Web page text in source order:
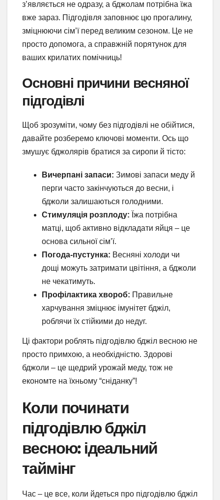
з’являється не одразу, а бджолам потрібна їжа
вже зараз. Підгодівля заповнює цю прогалину,
зміцнюючи сім’ї перед великим сезоном. Це не
просто допомога, а справжній порятунок для
ваших крилатих помічниць!
Основні причини весняної
підгодівлі
Щоб зрозуміти, чому без підгодівлі не обійтися,
давайте розберемо ключові моменти. Ось що
змушує бджолярів братися за сиропи й тісто:
Вичерпані запаси: Зимові запаси меду й
перги часто закінчуються до весни, і
бджоли залишаються голодними.
Стимуляція розплоду: Їжа потрібна
матці, щоб активно відкладати яйця – це
основа сильної сім’ї.
Погода-пустунка: Весняні холоди чи
дощі можуть затримати цвітіння, а бджоли
не чекатимуть.
Профілактика хвороб: Правильне
харчування зміцнює імунітет бджіл,
роблячи їх стійкими до недуг.
Ці фактори роблять підгодівлю бджіл весною не
просто примхою, а необхідністю. Здорові
бджоли – це щедрий урожай меду, тож не
економте на їхньому “сніданку”!
Коли починати
підгодівлю бджіл
весною: ідеальний
таймінг
Час – це все, коли йдеться про підгодівлю бджіл